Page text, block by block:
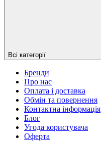
Всі категорії
Бренди
Про нас
Оплата і доставка
Обмін та повернення
Контактна інформація
Блог
Угода користувача
Оферта